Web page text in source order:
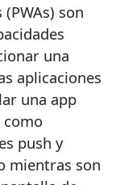
son
una
aplicaciones
una app
como
push y
mientras son